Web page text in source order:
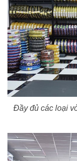
Đầy đủ các loại